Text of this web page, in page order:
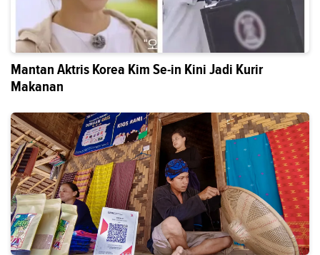
Mantan Aktris Korea Kim Se-in Kini Jadi Kurir
Makanan